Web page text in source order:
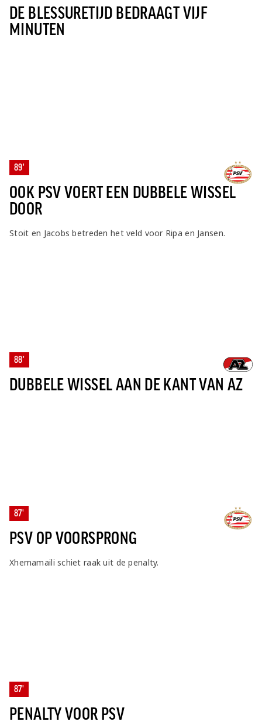
DE BLESSURETIJD BEDRAAGT VIJF
MINUTEN
89'
OOK PSV VOERT EEN DUBBELE WISSEL
DOOR
Stoit en Jacobs betreden het veld voor Ripa en Jansen.
88'
DUBBELE WISSEL AAN DE KANT VAN AZ
87'
PSV OP VOORSPRONG
Xhemamaili schiet raak uit de penalty.
87'
PENALTY VOOR PSV